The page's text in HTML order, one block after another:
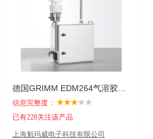
信息完整度：
已有228关注该产品
上海魁玛威电子科技有限公司